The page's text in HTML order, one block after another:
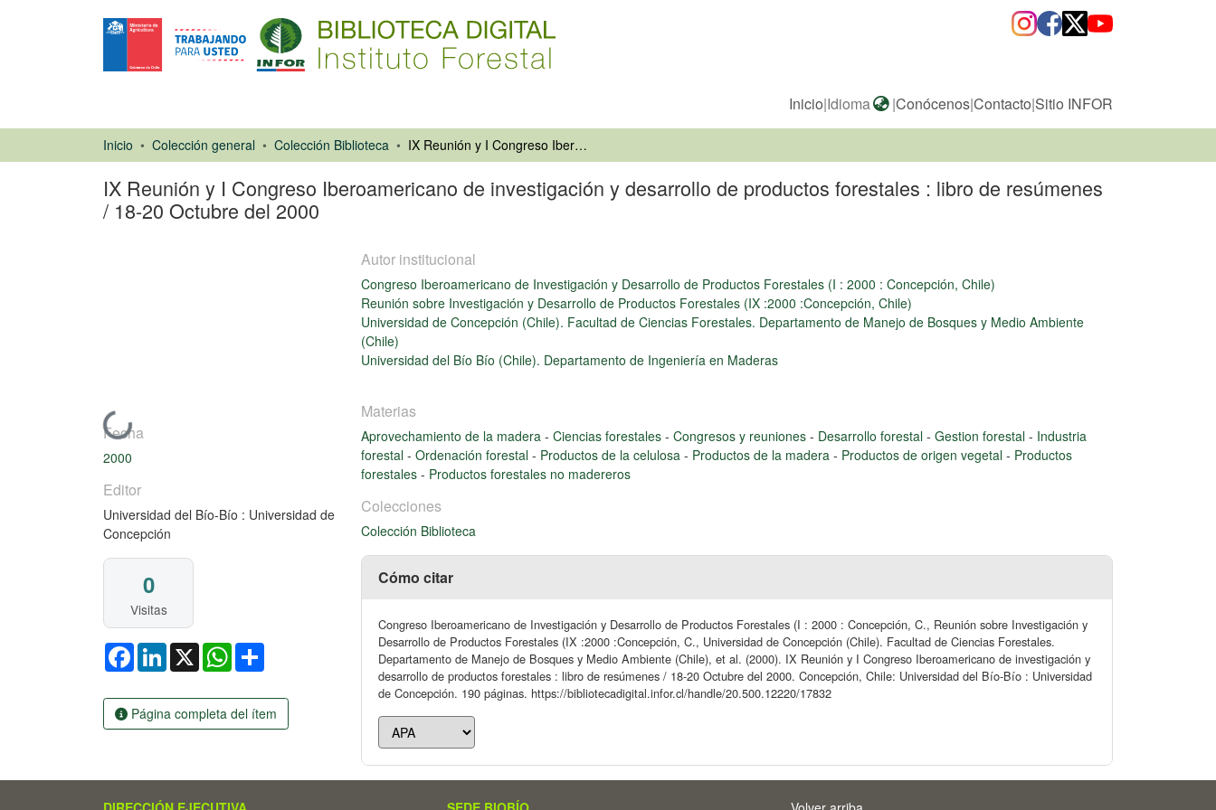
Inicio|Idioma |Conócenos|Contacto|Sitio INFOR
Inicio Colección general Colección Biblioteca IX Reunión y I Congreso Iberoamericano de investigación y desarrollo de productos forestales : libro de resúmenes / 18-20 Octubre del 2000
IX Reunión y I Congreso Iberoamericano de investigación y desarrollo de productos forestales : libro de resúmenes
/ 18-20 Octubre del 2000
Cargando...
Fecha
2000
Editor
Universidad del Bío-Bío : Universidad de
Concepción
0
Visitas
FacebookLinkedIn
X WhatsApp
Página completa del ítem
Autor institucional
Congreso Iberoamericano de Investigación y Desarrollo de Productos Forestales (I : 2000 : Concepción, Chile)
Reunión sobre Investigación y Desarrollo de Productos Forestales (IX :2000 :Concepción, Chile)
Universidad de Concepción (Chile). Facultad de Ciencias Forestales. Departamento de Manejo de Bosques y Medio Ambiente
(Chile)
Universidad del Bío Bío (Chile). Departamento de Ingeniería en Maderas
Materias
Aprovechamiento de la madera - Ciencias forestales - Congresos y reuniones - Desarrollo forestal - Gestion forestal - Industria
forestal - Ordenación forestal - Productos de la celulosa - Productos de la madera - Productos de origen vegetal - Productos
forestales - Productos forestales no madereros
Colecciones
Colección Biblioteca
Cómo citar
Congreso Iberoamericano de Investigación y Desarrollo de Productos Forestales (I : 2000 : Concepción, C., Reunión sobre Investigación y
Desarrollo de Productos Forestales (IX :2000 :Concepción, C., Universidad de Concepción (Chile). Facultad de Ciencias Forestales.
Departamento de Manejo de Bosques y Medio Ambiente (Chile), et al. (2000). IX Reunión y I Congreso Iberoamericano de investigación y
desarrollo de productos forestales : libro de resúmenes / 18-20 Octubre del 2000. Concepción, Chile: Universidad del Bío-Bío : Universidad
de Concepción. 190 páginas. https://bibliotecadigital.infor.cl/handle/20.500.12220/17832